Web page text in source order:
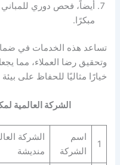
أيضاً، فحص دوري
مبكرًا.
تساعد هذه الخدمات في
وتحقيق رضا العملاء، مما
خيارًا مثاليًا للحفاظ على
الشركة العالمية
1
اسم
الشركة
الشركة
منديشة